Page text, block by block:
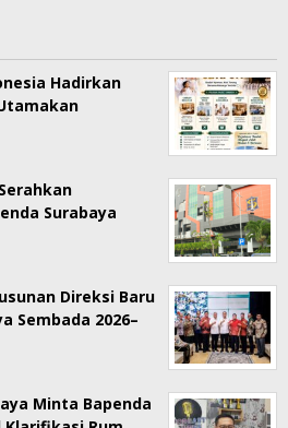
Hadirkan
Surabaya
Direksi Baru
Sembada 2026–
Minta Bapenda